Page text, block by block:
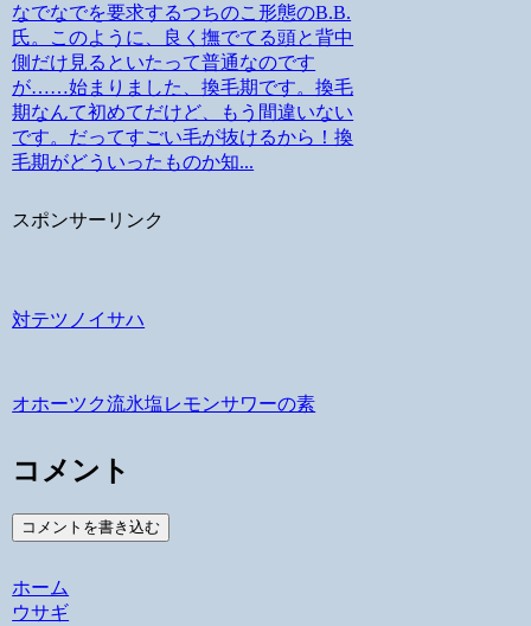
なでなでを要求するつちのこ形態のB.B.
氏。このように、良く撫でてる頭と背中
側だけ見るといたって普通なのです
が……始まりました、換毛期です。換毛
期なんて初めてだけど、もう間違いない
です。だってすごい毛が抜けるから！換
毛期がどういったものか知...
スポンサーリンク
対テツノイサハ
オホーツク流氷塩レモンサワーの素
コメント
コメントを書き込む
ホーム
ウサギ